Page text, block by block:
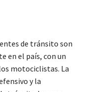
de tránsito son
en el país, con un
motociclistas. La
y la